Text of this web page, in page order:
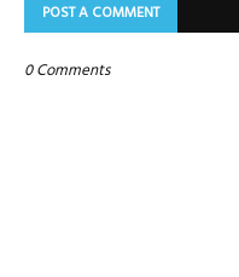
POST A COMMENT
0 Comments